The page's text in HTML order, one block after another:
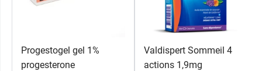
Progestogel gel 1%
progesterone
Valdispert Sommeil 4
actions 1,9mg